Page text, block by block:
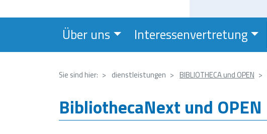
Über uns Interessenvertretung
Sie sind hier: dienstleistungen BIBLIOTHECA und OPEN
BibliothecaNext und OPEN